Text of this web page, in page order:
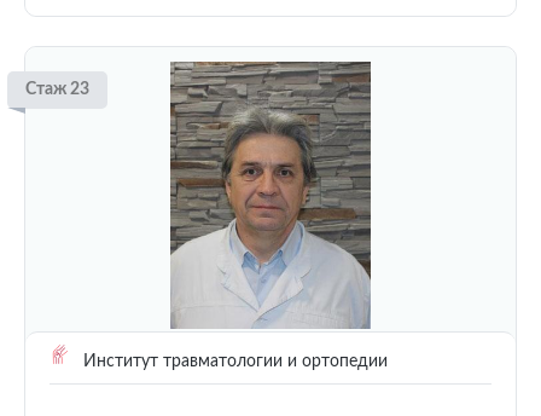
Стаж 23
Институт травматологии и ортопедии